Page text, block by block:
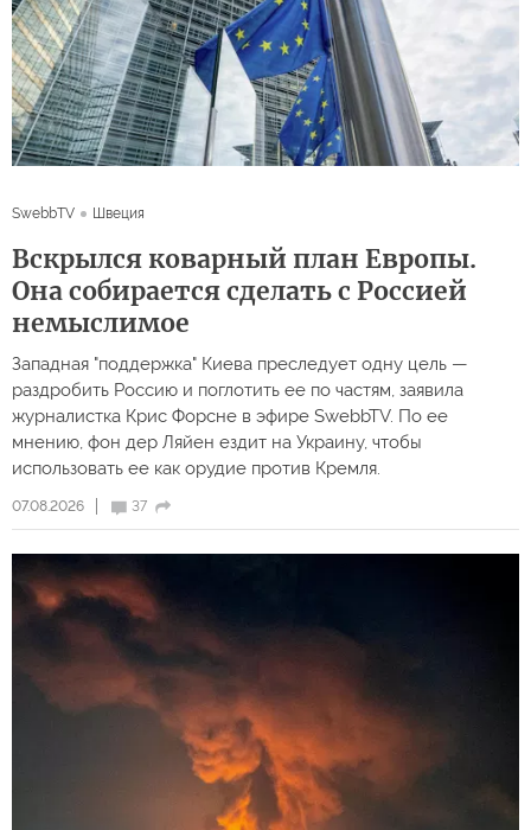
07.08.2026 37
SwebbTV Швеция
Вскрылся коварный план Европы.
Она собирается сделать с Россией
немыслимое
Западная "поддержка" Киева преследует одну цель —
раздробить Россию и поглотить ее по частям, заявила
журналистка Крис Форсне в эфире SwebbTV. По ее
мнению, фон дер Ляйен ездит на Украину, чтобы
использовать ее как орудие против Кремля.